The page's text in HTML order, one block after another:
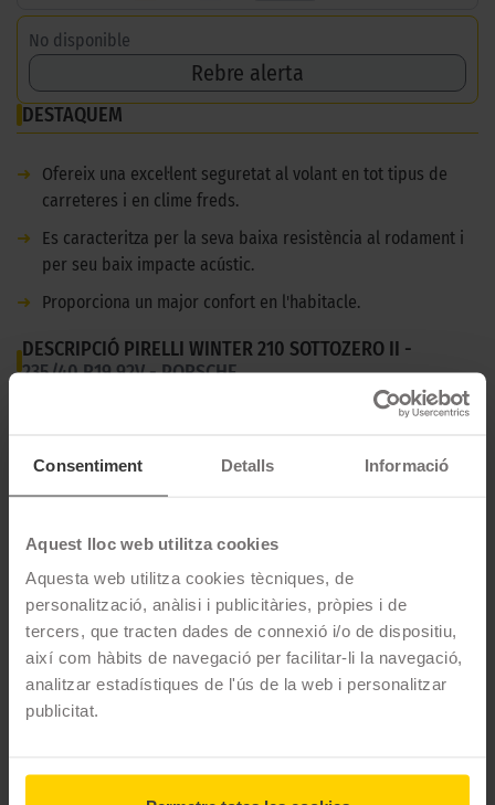
Consentiment Detalls Informació
Aquest lloc web utilitza cookies
Aquesta web utilitza cookies tècniques, de
personalització, anàlisi i publicitàries, pròpies i de
tercers, que tracten dades de connexió i/o de dispositiu,
així com hàbits de navegació per facilitar-li la navegació,
analitzar estadístiques de l'ús de la web i personalitzar
publicitat.
No disponible
Rebre alerta
DESTAQUEM
➜
Ofereix una excel·lent seguretat al volant en tot tipus de
carreteres i en clime freds.
➜
Es caracteritza per la seva baixa resistència al rodament i
per seu baix impacte acústic.
➜
Proporciona un major confort en l'habitacle.
DESCRIPCIÓ PIRELLI WINTER 210 SOTTOZERO II -
235/40 R19 92V - PORSCHE
potència mitjana o alta.
CARACTERÍSTIQUES TÈCNIQUES
Marca
Pirelli
Model
WINTER 210 SOTTOZERO II
Mesures
235/40 R19 92 V
Estació
Hivern
3PMSF
Si